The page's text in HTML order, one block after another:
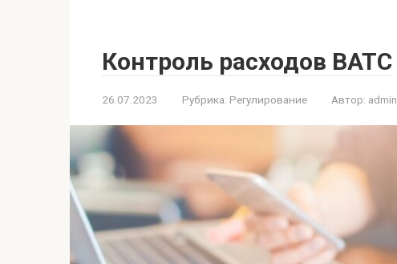
Контроль расходов ВАТС
26.07.2023 Рубрика: Регулирование Автор: admin